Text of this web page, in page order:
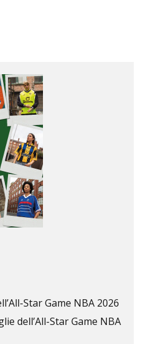
Star Game NBA 2026
dell’All-Star Game NBA